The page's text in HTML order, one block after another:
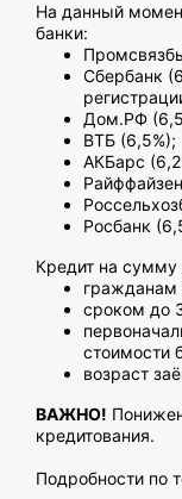
На данный
банки:
Сбербанк
Дом.РФ
ВТБ (6,5%);
АКБарс
Росбанк
Кредит на
гражданам
сроком до
стоимости
возраст
ВАЖНО!
кредитования.
Подробности по